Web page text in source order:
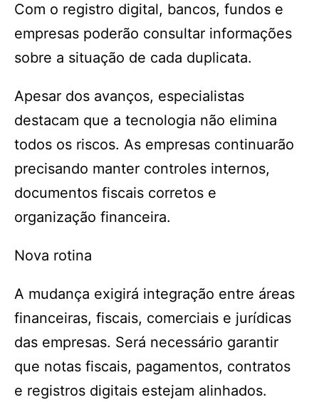
Com o registro digital, bancos, fundos e
empresas poderão consultar informações
sobre a situação de cada duplicata.
Apesar dos avanços, especialistas
destacam que a tecnologia não elimina
todos os riscos. As empresas continuarão
precisando manter controles internos,
documentos fiscais corretos e
organização financeira.
Nova rotina
A mudança exigirá integração entre áreas
financeiras, fiscais, comerciais e jurídicas
das empresas. Será necessário garantir
que notas fiscais, pagamentos, contratos
e registros digitais estejam alinhados.